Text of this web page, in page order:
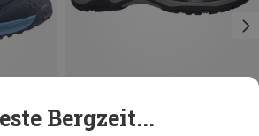
40 41 44
Bergzeit...